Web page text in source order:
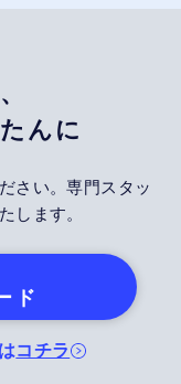
んに
さい。専門スタッ
します。
ド
コチラ